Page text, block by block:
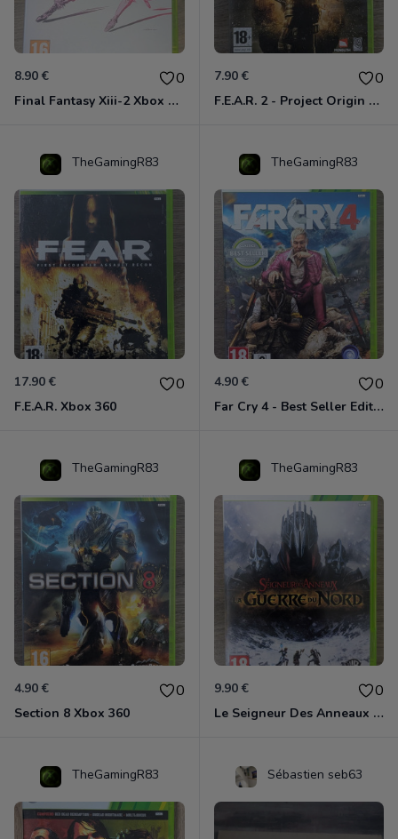
8.90 € 0
Final Fantasy Xiii-2 Xbox 360
7.90 € 0
F.E.A.R. 2 - Project Origin Xbox 360
TheGamingR83
17.90 € 0
F.E.A.R. Xbox 360
TheGamingR83
4.90 € 0
Far Cry 4 - Best Seller Edition Xbox 360
TheGamingR83
4.90 € 0
Section 8 Xbox 360
TheGamingR83
9.90 € 0
Le Seigneur Des Anneaux - La Guerre Du Nord Xbox 360
TheGamingR83 Sébastien seb63